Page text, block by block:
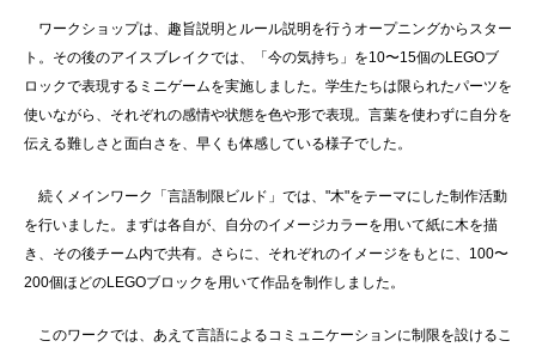
ワークショップは、趣旨説明とルール説明を行うオープニングからスター
ト。その後のアイスブレイクでは、「今の気持ち」を10〜15個のLEGOブ
ロックで表現するミニゲームを実施しました。学生たちは限られたパーツを
使いながら、それぞれの感情や状態を色や形で表現。言葉を使わずに自分を
伝える難しさと面白さを、早くも体感している様子でした。
続くメインワーク「言語制限ビルド」では、"木"をテーマにした制作活動
を行いました。まずは各自が、自分のイメージカラーを用いて紙に木を描
き、その後チーム内で共有。さらに、それぞれのイメージをもとに、100〜
200個ほどのLEGOブロックを用いて作品を制作しました。
このワークでは、あえて言語によるコミュニケーションに制限を設けるこ